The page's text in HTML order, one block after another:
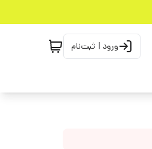
ورود | ثبت‌نام